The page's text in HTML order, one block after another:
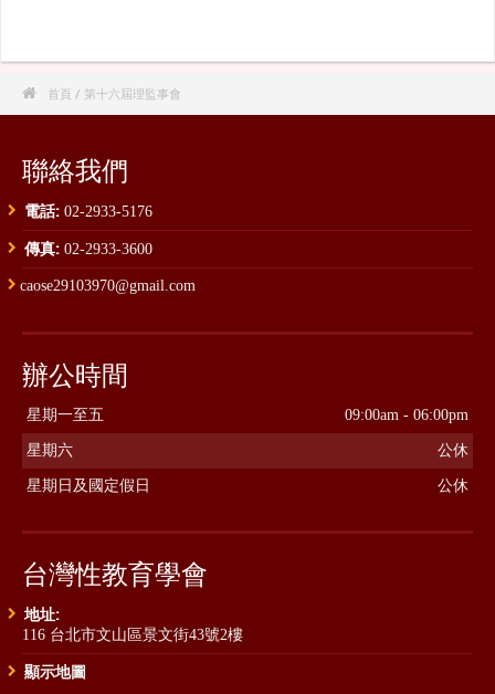
 首頁 / 第十六屆理監事會
聯絡我們
電話: 02-2933-5176
傳真: 02-2933-3600
caose29103970@gmail.com
辦公時間
星期一至五 09:00am - 06:00pm
星期六 公休
星期日及國定假日 公休
台灣性教育學會
地址:
116 台北市文山區景文街43號2樓
顯示地圖